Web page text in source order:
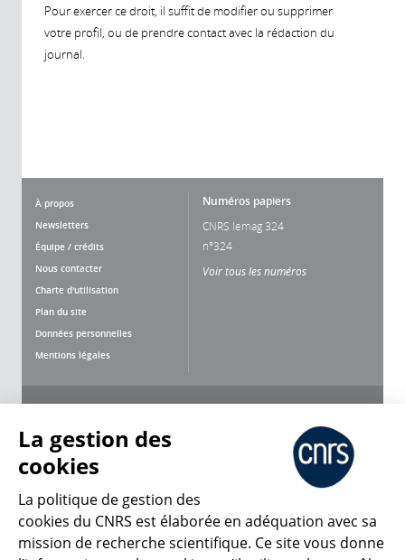
Pour exercer ce droit, il suffit de modifier ou supprimer
votre profil, ou de prendre contact avec la rédaction du
journal.
À propos
Newsletters
Équipe / crédits
Nous contacter
Charte d'utilisation
Plan du site
Données personnelles
Mentions légales
Numéros papiers
CNRS lemag 324
n°324
Voir tous les numéros
CNRS Le Mag
La gestion des
cookies
La politique de gestion des
cookies du CNRS est élaborée en adéquation avec sa
mission de recherche scientifique. Ce site vous donne